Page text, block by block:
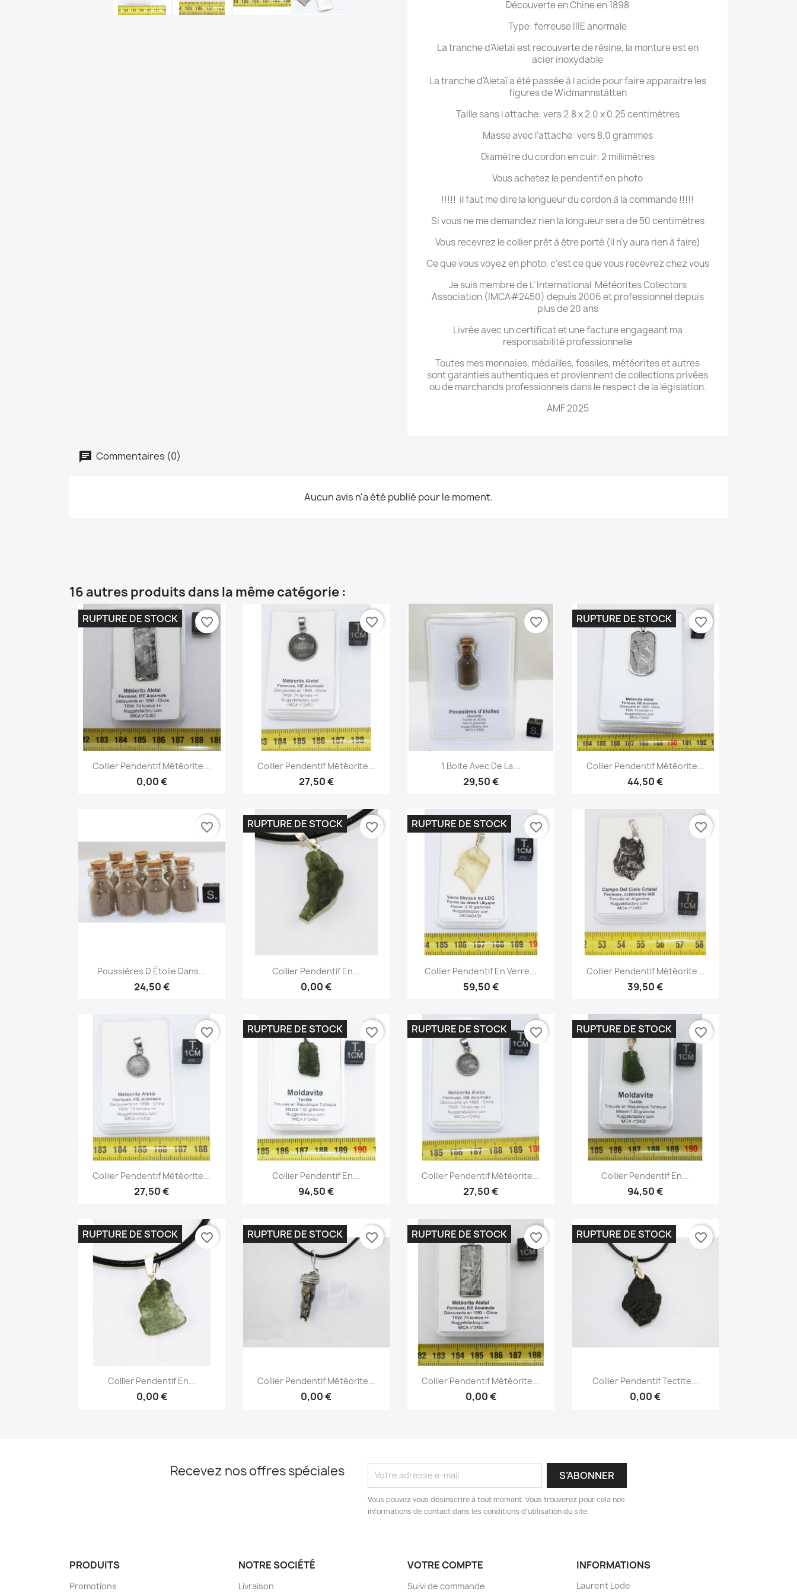
Découverte en Chine en 1898
Type: ferreuse IIIE anormale
La tranche d'Aletaï est recouverte de résine, la monture est en
acier inoxydable
La tranche d'Aletaï a été passée à l acide pour faire apparaitre les
figures de Widmannstätten
Taille sans l attache: vers 2.8 x 2.0 x 0.25 centimètres
Masse avec l’attache: vers 8.0 grammes
Diamètre du cordon en cuir: 2 millimètres
Vous achetez le pendentif en photo
!!!!! il faut me dire la longueur du cordon à la commande !!!!!
Si vous ne me demandez rien la longueur sera de 50 centimètres
Vous recevrez le collier prêt à être porté (il n'y aura rien à faire)
Ce que vous voyez en photo, c'est ce que vous recevrez chez vous
Je suis membre de L’ International Météorites Collectors
Association (IMCA#2450) depuis 2006 et professionnel depuis
plus de 20 ans
Livrée avec un certificat et une facture engageant ma
responsabilité professionnelle
Toutes mes monnaies, médailles, fossiles, météorites et autres
sont garanties authentiques et proviennent de collections privées
ou de marchands professionnels dans le respect de la législation.
AMF 2025
Commentaires (0)
Aucun avis n'a été publié pour le moment.
16 autres produits dans la même catégorie :
Aperçu rapide
Collier Pendentif Météorite...
0,00 €
RUPTURE DE STOCK favorite_border
Aperçu rapide
Collier Pendentif Météorite...
27,50 €
favorite_border
Aperçu rapide
1 Boite Avec De La...
29,50 €
favorite_border
Aperçu rapide
Collier Pendentif Météorite...
44,50 €
RUPTURE DE STOCK favorite_border
Aperçu rapide
Poussières D Étoile Dans...
24,50 €
favorite_border
Aperçu rapide
Collier Pendentif En...
0,00 €
RUPTURE DE STOCK favorite_border
Aperçu rapide
Collier Pendentif En Verre...
59,50 €
RUPTURE DE STOCK favorite_border
Aperçu rapide
Collier Pendentif Météorite...
39,50 €
favorite_border
Aperçu rapide
Collier Pendentif Météorite...
27,50 €
favorite_border
Aperçu rapide
Collier Pendentif En...
94,50 €
RUPTURE DE STOCK favorite_border
Aperçu rapide
Collier Pendentif Météorite...
27,50 €
RUPTURE DE STOCK favorite_border
Aperçu rapide
Collier Pendentif En...
94,50 €
RUPTURE DE STOCK favorite_border
Aperçu rapide
Collier Pendentif En...
0,00 €
RUPTURE DE STOCK favorite_border
Aperçu rapide
Collier Pendentif Météorite...
0,00 €
RUPTURE DE STOCK favorite_border
Aperçu rapide
Collier Pendentif Météorite...
0,00 €
RUPTURE DE STOCK favorite_border
Aperçu rapide
Collier Pendentif Tectite...
0,00 €
RUPTURE DE STOCK favorite_border
Recevez nos offres spéciales
Vous pouvez vous désinscrire à tout moment. Vous trouverez pour cela nos
informations de contact dans les conditions d'utilisation du site.
PRODUITS
Promotions
NOTRE SOCIÉTÉ
Livraison
VOTRE COMPTE
Suivi de commande
INFORMATIONS
Laurent Lode